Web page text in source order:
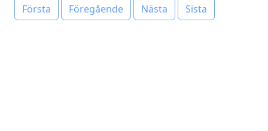
Första Föregående Nästa Sista